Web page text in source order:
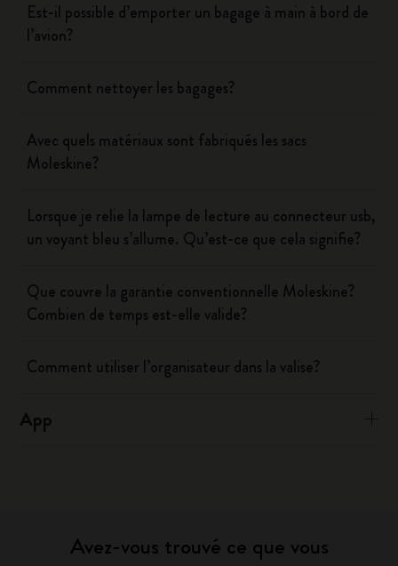
Est-il possible d’emporter un bagage à main à bord de
l’avion?
Comment nettoyer les bagages?
Avec quels matériaux sont fabriqués les sacs
Moleskine?
Lorsque je relie la lampe de lecture au connecteur usb,
un voyant bleu s’allume. Qu’est-ce que cela signifie?
Que couvre la garantie conventionnelle Moleskine?
Combien de temps est-elle valide?
Comment utiliser l’organisateur dans la valise?
App
Avez-vous trouvé ce que vous